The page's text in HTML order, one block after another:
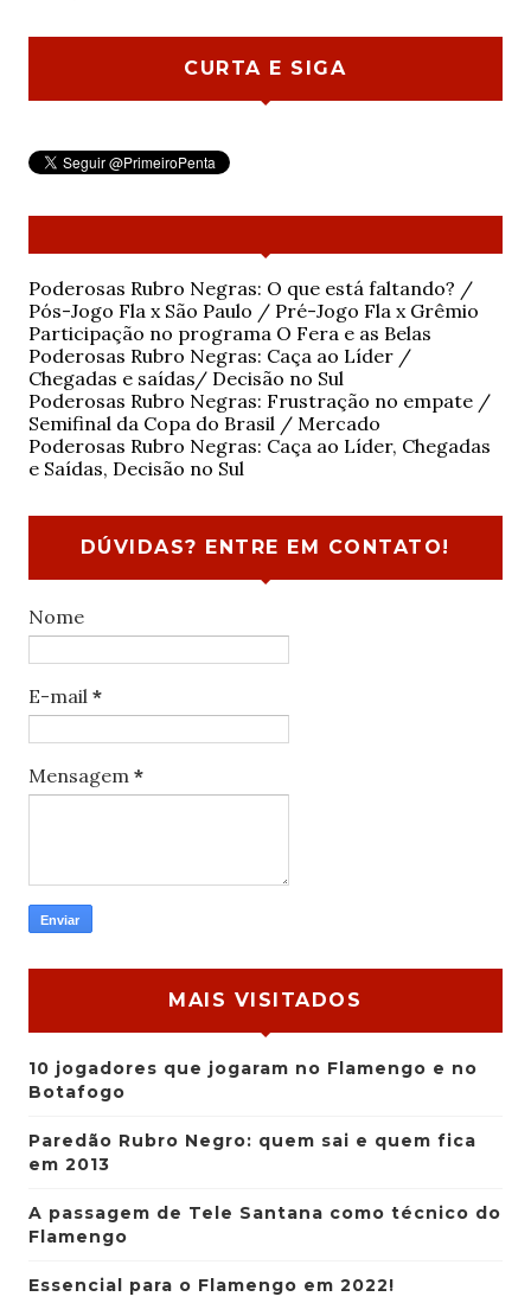
CURTA E SIGA
Poderosas Rubro Negras: O que está faltando? /
Pós-Jogo Fla x São Paulo / Pré-Jogo Fla x Grêmio
Participação no programa O Fera e as Belas
Poderosas Rubro Negras: Caça ao Líder /
Chegadas e saídas/ Decisão no Sul
Poderosas Rubro Negras: Frustração no empate /
Semifinal da Copa do Brasil / Mercado
Poderosas Rubro Negras: Caça ao Líder, Chegadas
e Saídas, Decisão no Sul
DÚVIDAS? ENTRE EM CONTATO!
Nome
E-mail *
Mensagem *
MAIS VISITADOS
10 jogadores que jogaram no Flamengo e no
Botafogo
Paredão Rubro Negro: quem sai e quem fica
em 2013
A passagem de Tele Santana como técnico do
Flamengo
Essencial para o Flamengo em 2022!